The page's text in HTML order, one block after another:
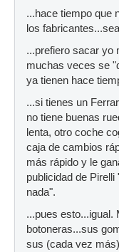
...hace tiempo que
los
...prefiero sacar yo
muchas veces se
ya tienen hace
...si tienes un
no tiene buenas
lenta, otro coche
caja de cambios
más rápido y le
publicidad de
nada".
...pues esto...igual.
botoneras...sus
sus (cada vez